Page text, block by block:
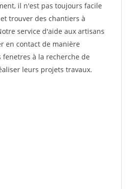
il n'est pas toujours facile
trouver des chantiers à
service d'aide aux artisans
en contact de manière
fenetres à la recherche de
leurs projets travaux.